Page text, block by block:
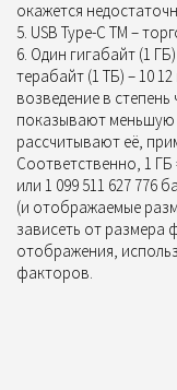
окажется
USB Type-C TM –
Один гигабайт (1
терабайт (1 ТБ) – 10
возведение в
показывают меньшую
рассчитывают её,
Соответственно, 1 ГБ
или 1 099 511 627 776
(и отображаемые
зависеть от
отображения,
факторов.